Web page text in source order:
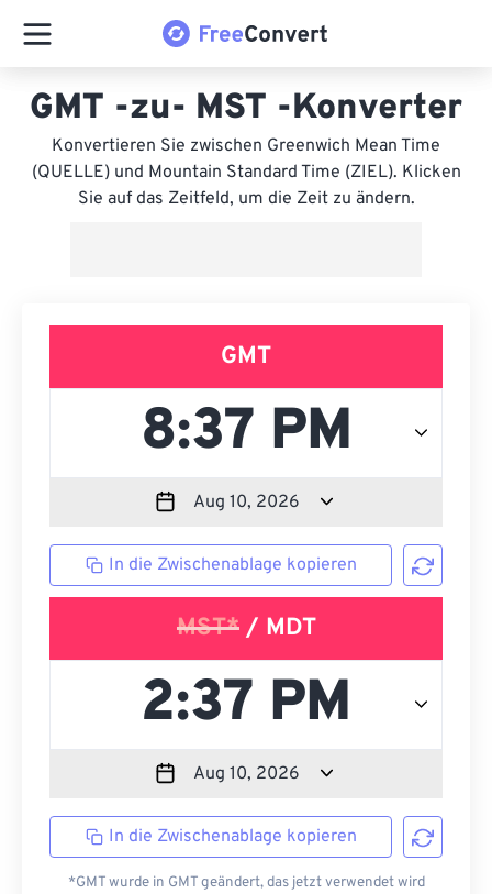
GMT -zu- MST -Konverter
Konvertieren Sie zwischen Greenwich Mean Time
(QUELLE) und Mountain Standard Time (ZIEL). Klicken
Sie auf das Zeitfeld, um die Zeit zu ändern.
GMT
In die Zwischenablage kopieren
MST*/ MDT
In die Zwischenablage kopieren
*GMT wurde in GMT geändert, das jetzt verwendet wird